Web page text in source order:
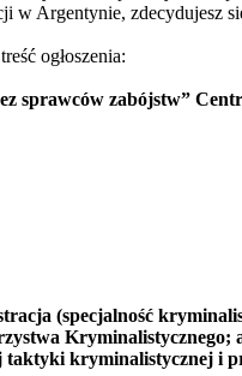
w Argentynie, zdecydujesz
ogłoszenia:
sprawców zabójstw”
(specjalność
taktyki kryminalistycznej i